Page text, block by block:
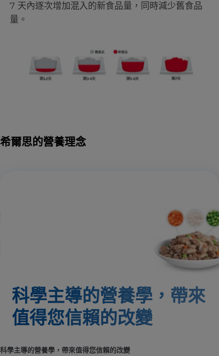
7 天內逐次增加混入的新食品量，同時減少舊食品
量。
希爾思的營養理念
科學主導的營養學，帶來
值得您信賴的改變
科學主導的營養學，帶來值得您信賴的改變